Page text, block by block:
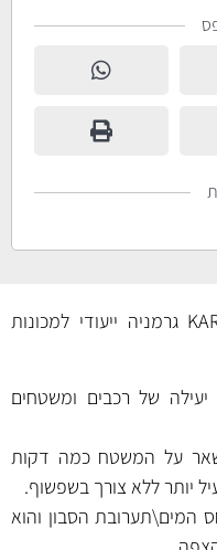
מיכל הקצפה 1 ליטר מבית KARCHER גרמניה ייעודי למכונות
של רכבים ומשטחים
על המשטח כמה דקות
יותר ללא צורך בשפשוף.
המים\תערובת הסבון והוא